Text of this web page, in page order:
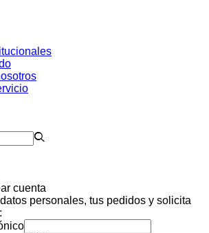
cuenta
personales, tus pedidos y solicita